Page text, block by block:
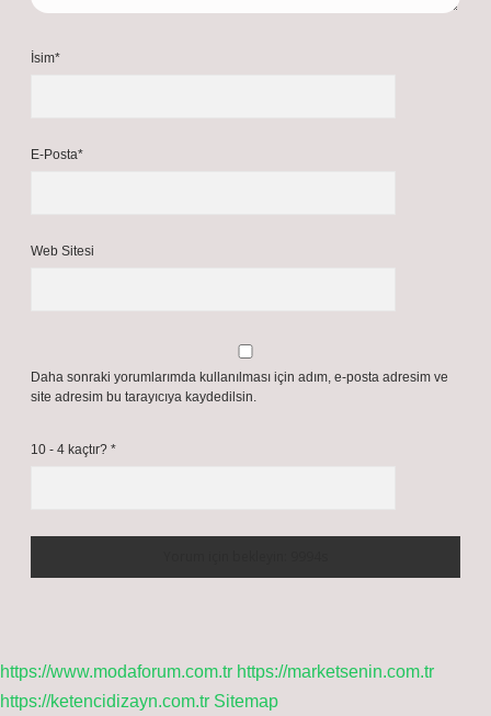
İsim*
E-Posta*
Web Sitesi
Daha sonraki yorumlarımda kullanılması için adım, e-posta adresim ve
site adresim bu tarayıcıya kaydedilsin.
10 - 4 kaçtır? *
https://www.modaforum.com.tr https://marketsenin.com.tr
https://ketencidizayn.com.tr Sitemap